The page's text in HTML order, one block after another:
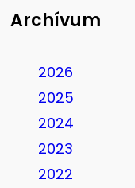
Archívum
2026
2025
2024
2023
2022